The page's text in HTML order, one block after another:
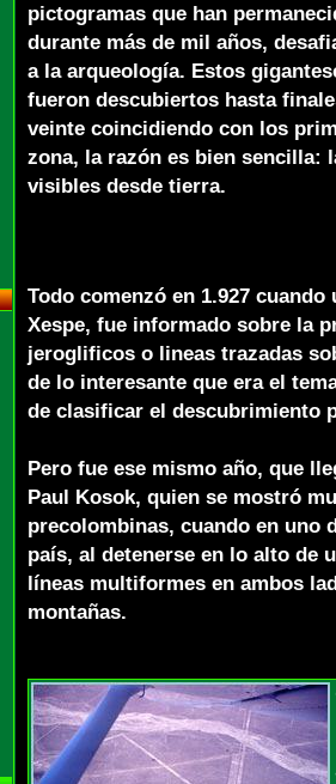
pictogramas que han
durante más de mil años,
a la arqueología. Estos
fueron descubiertos hasta
veinte coincidiendo con los
zona, la razón es bien sencilla:
visibles desde tierra.
Todo comenzó en 1.927
Xespe, fue informado sobre la
jeroglificos o lineas trazadas
de lo interesante que era el
de clasificar el descubrimiento
Pero fue ese mismo año, que
Paul Kosok, quien se mostró
precolombinas, cuando en uno
país, al detenerse en lo alto de
líneas multiformes en ambos
montañas.